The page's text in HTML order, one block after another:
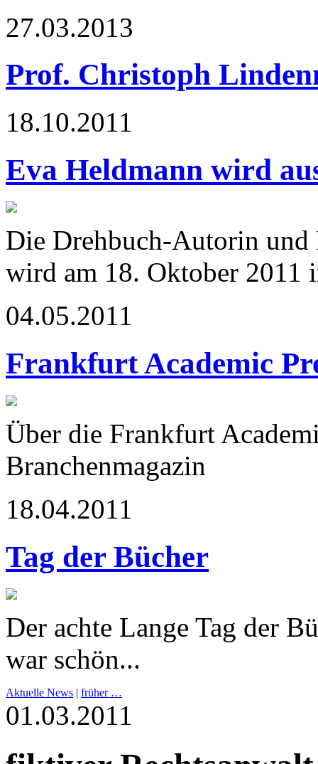
27.03.2013
Prof. Christoph
18.10.2011
Eva Heldmann wird
Die Drehbuch-Autorin und
wird am 18. Oktober 2011
04.05.2011
Frankfurt Academic
Über die Frankfurt
Branchenmagazin
18.04.2011
Tag der Bücher
Der achte Lange Tag der
war schön...
Aktuelle News | früher …
01.03.2011